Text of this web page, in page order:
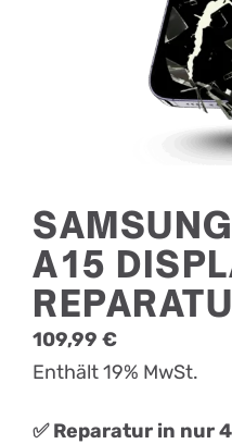
A15
109,99 €
Enthält 19% MwSt.
✅ Reparatur in nur